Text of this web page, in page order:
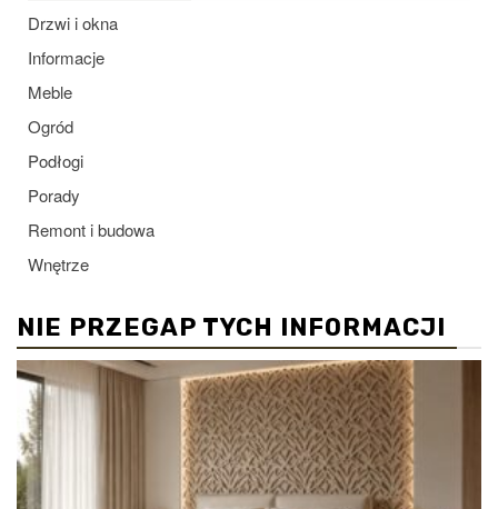
Drzwi i okna
Informacje
Meble
Ogród
Podłogi
Porady
Remont i budowa
Wnętrze
NIE PRZEGAP TYCH INFORMACJI